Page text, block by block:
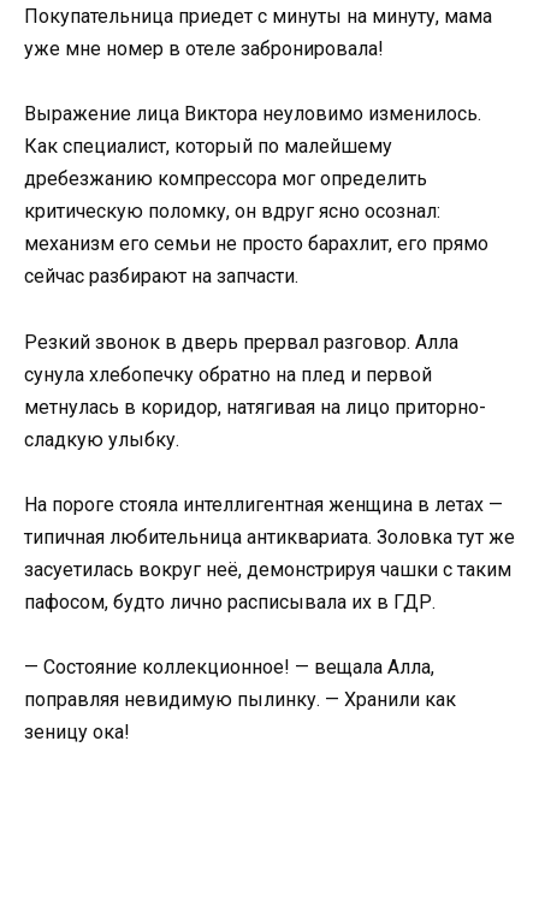
Покупательница приедет с минуты на минуту, мама
уже мне номер в отеле забронировала!
Выражение лица Виктора неуловимо изменилось.
Как специалист, который по малейшему
дребезжанию компрессора мог определить
критическую поломку, он вдруг ясно осознал:
механизм его семьи не просто барахлит, его прямо
сейчас разбирают на запчасти.
Резкий звонок в дверь прервал разговор. Алла
сунула хлебопечку обратно на плед и первой
метнулась в коридор, натягивая на лицо приторно-
сладкую улыбку.
На пороге стояла интеллигентная женщина в летах —
типичная любительница антиквариата. Золовка тут же
засуетилась вокруг неё, демонстрируя чашки с таким
пафосом, будто лично расписывала их в ГДР.
— Состояние коллекционное! — вещала Алла,
поправляя невидимую пылинку. — Хранили как
зеницу ока!